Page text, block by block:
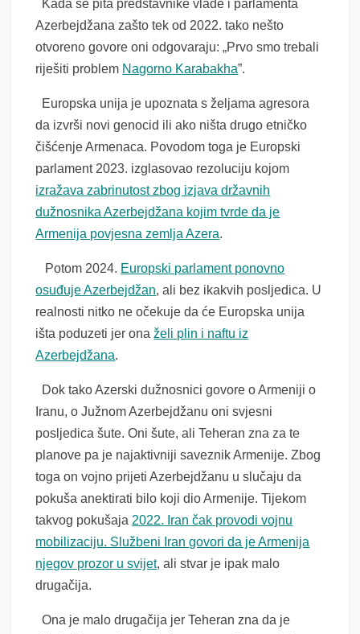
Kada se pita predstavnike vlade i parlamenta
Azerbejdžana zašto tek od 2022. tako nešto
otvoreno govore oni odgovaraju: „Prvo smo trebali
riješiti problem Nagorno Karabakha”.
Europska unija je upoznata s željama agresora
da izvrši novi genocid ili ako ništa drugo etničko
čišćenje Armenaca. Povodom toga je Europski
parlament 2023. izglasovao rezoluciju kojom
izražava zabrinutost zbog izjava državnih
dužnosnika Azerbejdžana kojim tvrde da je
Armenija povjesna zemlja Azera.
Potom 2024. Europski parlament ponovno
osuđuje Azerbejdžan, ali bez ikakvih posljedica. U
realnosti nitko ne očekuje da će Europska unija
išta poduzeti jer onaželi plin i naftu iz
Azerbejdžana.
Dok tako Azerski dužnosnici govore o Armeniji o
Iranu, o Južnom Azerbejdžanu oni svjesni
posljedica šute. Oni šute, ali Teheran zna za te
planove pa je najaktivniji saveznik Armenije. Zbog
toga on vojno prijeti Azerbejdžanu u slučaju da
pokuša anektirati bilo koji dio Armenije. Tijekom
takvog pokušaja 2022. Iran čak provodi vojnu
mobilizaciju. Službeni Iran govori da je Armenija
njegov prozor u svijet, ali stvar je ipak malo
drugačija.
Ona je malo drugačija jer Teheran zna da je